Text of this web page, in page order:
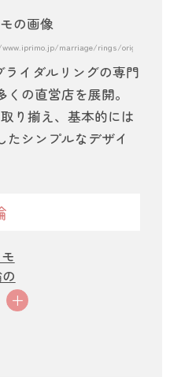
marriage/rings/
ライダルリングの専門
の直営店を展開。
り揃え、基本的には
たシンプルなデザイ